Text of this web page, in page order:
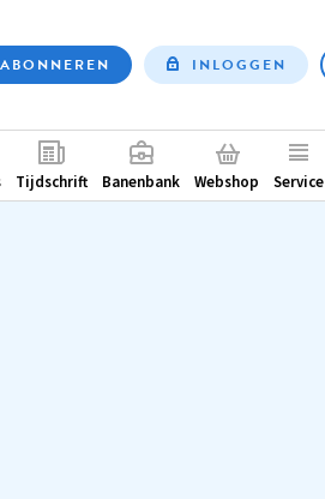
ABONNEREN INLOGGEN
Tijdschrift Banenbank Webshop Service